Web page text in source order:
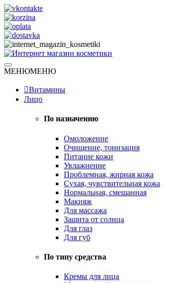
Skip
to
content
Интернет магазин косметики
Натуральная косметика
МЕНЮМЕНЮ
Витамины
Лицо
По назначению
Омоложение
Очищение, тонизация
Питание кожи
Увлажнение
Проблемная, жирная кожа
Сухая, чувствительная кожа
Нормальная, смешанная
Макияж
Для массажа
Защита от солнца
Для глаз
Для губ
По типу средства
Кремы для лица